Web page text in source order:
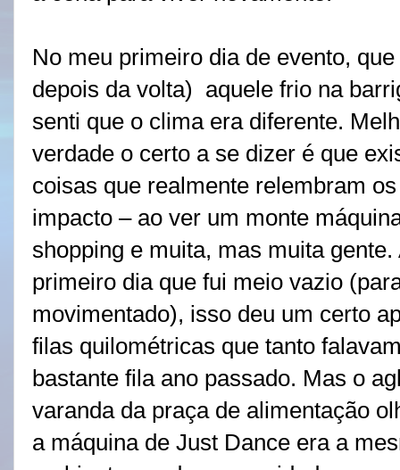
No meu primeiro dia de evento,
depois da volta)
aquele frio na
senti que o clima era diferente.
verdade o certo a se dizer é que
coisas que realmente relembram
impacto – ao ver um monte
shopping e muita, mas muita
primeiro dia que fui meio vazio
movimentado), isso deu um certo
filas quilométricas que tanto
bastante fila ano passado. Mas o
varanda da praça de alimentação
a máquina de Just Dance era a